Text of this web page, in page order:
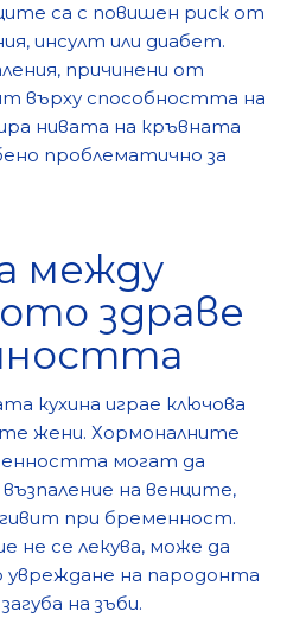
са с повишен риск от
инсулт или диабет.
причинени от
върху способността на
нивата на кръвната
проблематично за
между
здраве
кухина играе ключова
жени. Хормоналните
могат да
на венците,
при бременност.
не се лекува, може да
увреждане на пародонта
на зъби.